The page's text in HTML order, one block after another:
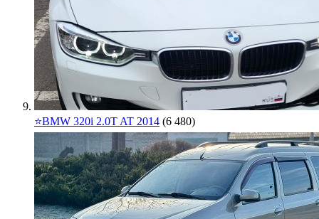
⭐️BMW 320i 2.0T AT 2014 (6 480)